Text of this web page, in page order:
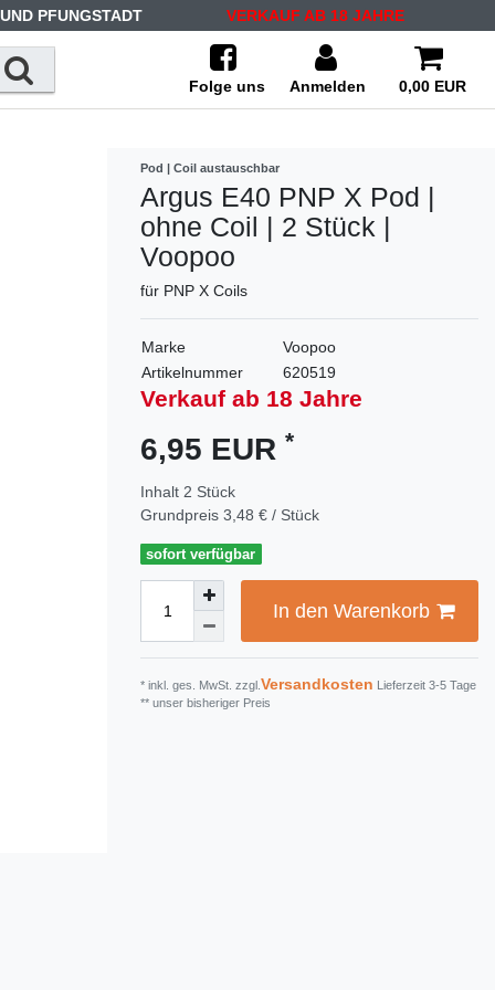
PFUNGSTADT VERKAUF AB 18 JAHRE
Folge uns Anmelden 0,00 EUR
Pod | Coil austauschbar
Argus E40 PNP X Pod |
ohne Coil | 2 Stück |
Voopoo
für PNP X Coils
Marke
Voopoo
Artikelnummer
620519
Verkauf ab 18 Jahre
6,95 EUR *
Inhalt 2 Stück
Grundpreis 3,48 € / Stück
sofort verfügbar
In den Warenkorb
* inkl. ges. MwSt. zzgl. Versandkosten Lieferzeit 3-5 Tage
** unser bisheriger Preis